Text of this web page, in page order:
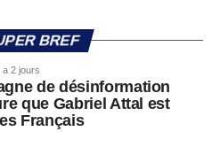
BREF
a 2 jours
de désinformation
que Gabriel Attal est
Français